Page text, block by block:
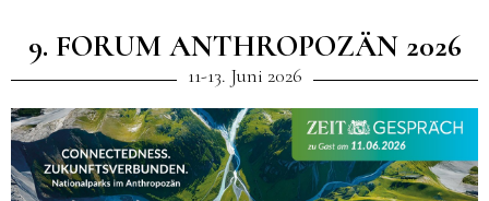
9. FORUM ANTHROPOZÄN 2026
11-13. Juni 2026